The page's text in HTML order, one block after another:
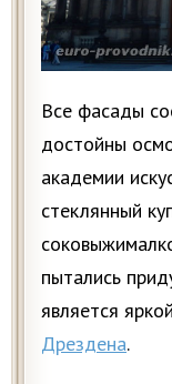
Все фасады
достойны
академии
стеклянный
пытались
является яркой
Дрездена.